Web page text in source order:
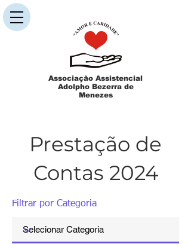
Associação Assistencial
Adolpho Bezerra de
Menezes
Prestação de
Contas 2024
Filtrar por Categoria